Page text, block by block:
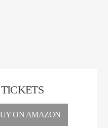
ON AMAZON